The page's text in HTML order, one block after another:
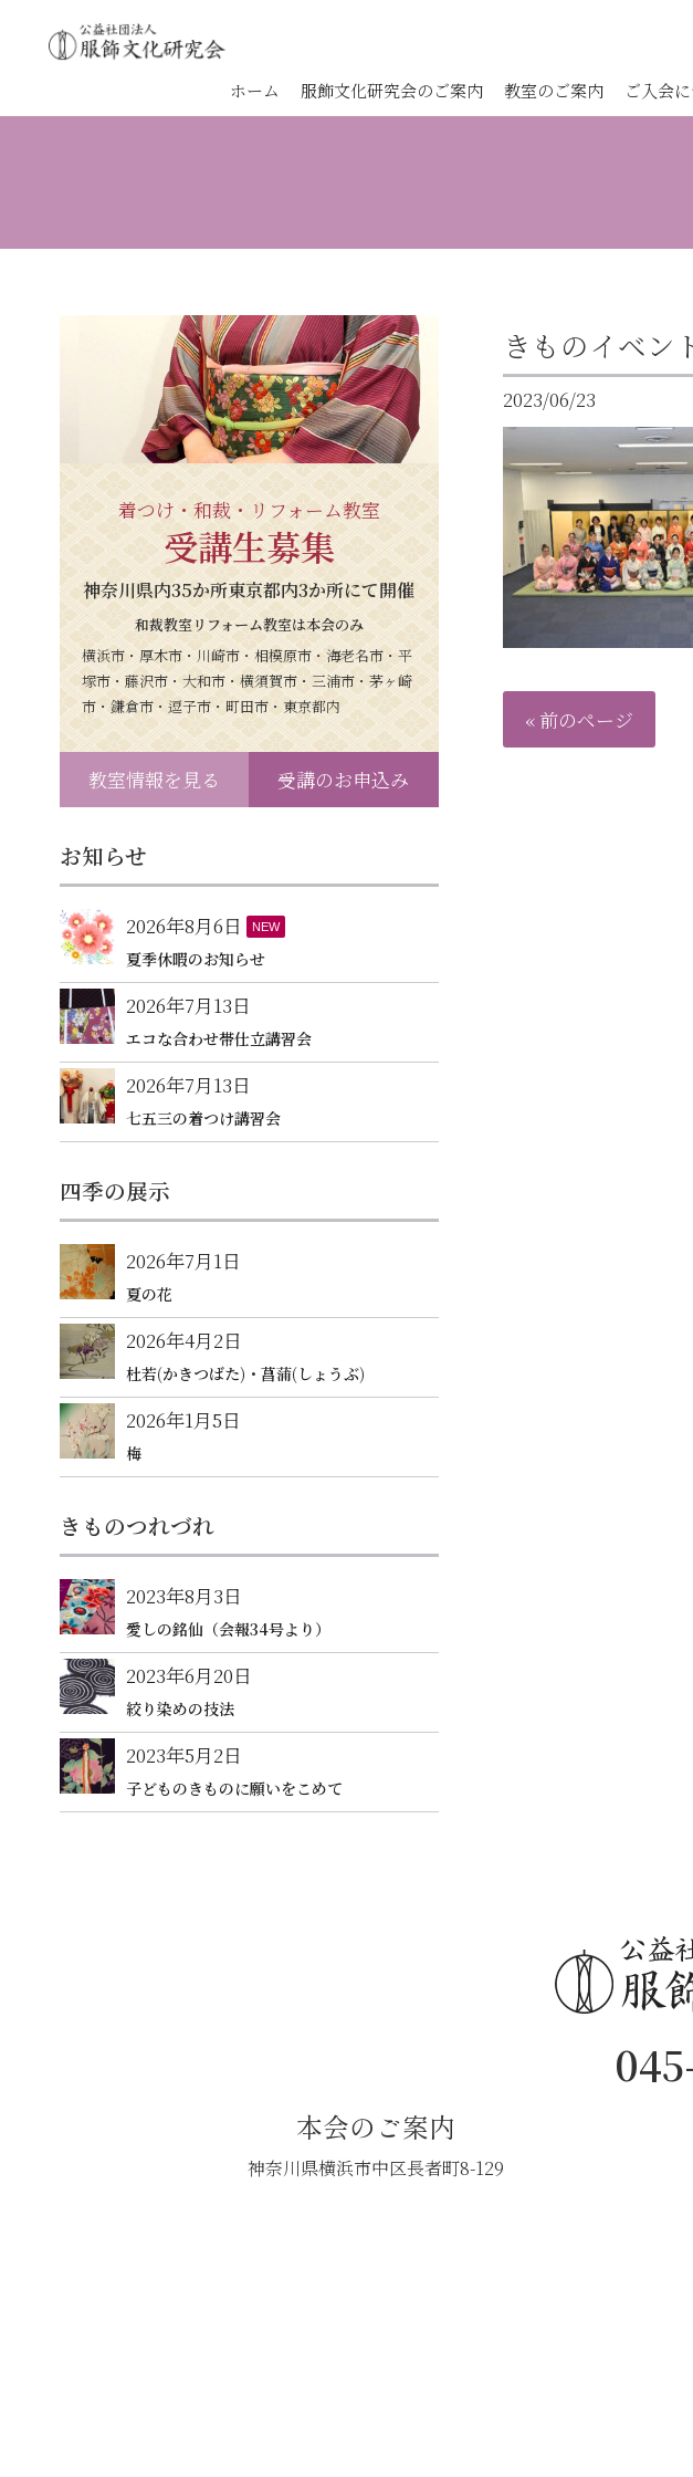
ホーム 服飾文化研究会のご案内 教室のご案内 ご入会
きものイベン
2023/06/23
« 前のページ
着つけ・和裁・リフォーム教室
受講生募集
神奈川県内35か所東京都内3か所にて開催
和裁教室リフォーム教室は本会のみ
横浜市・厚木市・川崎市・相模原市・海老名市・平
塚市・藤沢市・大和市・横須賀市・三浦市・茅ヶ崎
市・鎌倉市・逗子市・町田市・東京都内
教室情報を見る 受講のお申込み
お知らせ
2026年8月6日 NEW
夏季休暇のお知らせ
2026年7月13日
エコな合わせ帯仕立講習会
2026年7月13日
七五三の着つけ講習会
四季の展示
2026年7月1日
夏の花
2026年4月2日
杜若(かきつばた)・菖蒲(しょうぶ)
2026年1月5日
梅
きものつれづれ
2023年8月3日
愛しの銘仙（会報34号より）
2023年6月20日
絞り染めの技法
2023年5月2日
子どものきものに願いをこめて
本会のご案内
神奈川県横浜市中区長者町8-129